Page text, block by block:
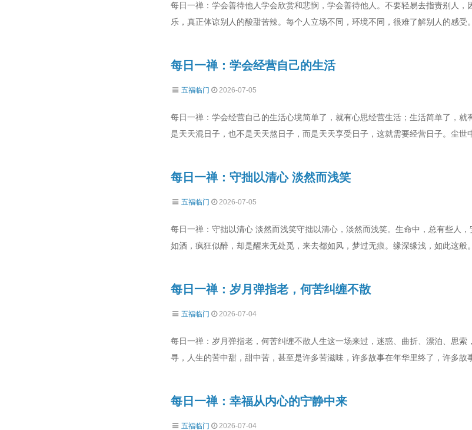
每日一禅：学会善待他人学会欣赏和悲悯，学会善待他人。不要轻易去指责别人
乐，真正体谅别人的酸甜苦辣。每个人立场不同，环境不同，很难了解别人的感受
每日一禅：学会经营自己的生活
五福临门 2026-07-05
每日一禅：学会经营自己的生活心境简单了，就有心思经营生活；生活简单了，
是天天混日子，也不是天天熬日子，而是天天享受日子，这就需要经营日子。尘世
每日一禅：守拙以清心 淡然而浅笑
五福临门 2026-07-05
每日一禅：守拙以清心 淡然而浅笑守拙以清心，淡然而浅笑。生命中，总有些人
如酒，疯狂似醉，却是醒来无处觅，来去都如风，梦过无痕。缘深缘浅，如此这般
每日一禅：岁月弹指老，何苦纠缠不散
五福临门 2026-07-04
每日一禅：岁月弹指老，何苦纠缠不散人生这一场来过，迷惑、曲折、漂泊、思
寻，人生的苦中甜，甜中苦，甚至是许多苦滋味，许多故事在年华里终了，许多故
每日一禅：幸福从内心的宁静中来
五福临门 2026-07-04